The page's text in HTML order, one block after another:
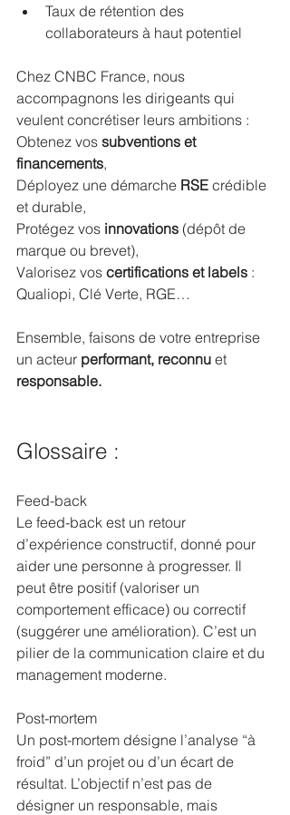
Taux de rétention des
collaborateurs à haut potentiel
Chez CNBC France, nous
accompagnons les dirigeants qui
veulent concrétiser leurs ambitions :
Obtenez vos subventions et
financements,
Déployez une démarche RSE crédible
et durable,
Protégez vos innovations (dépôt de
marque ou brevet),
Valorisez vos certifications et labels :
Qualiopi, Clé Verte, RGE…
Ensemble, faisons de votre entreprise
un acteur performant, reconnu et
responsable.
Glossaire :
Feed-back
Le feed-back est un retour
d’expérience constructif, donné pour
aider une personne à progresser. Il
peut être positif (valoriser un
comportement efficace) ou correctif
(suggérer une amélioration). C’est un
pilier de la communication claire et du
management moderne.
Post-mortem
Un post-mortem désigne l’analyse “à
froid” d’un projet ou d’un écart de
résultat. L’objectif n’est pas de
désigner un responsable, mais